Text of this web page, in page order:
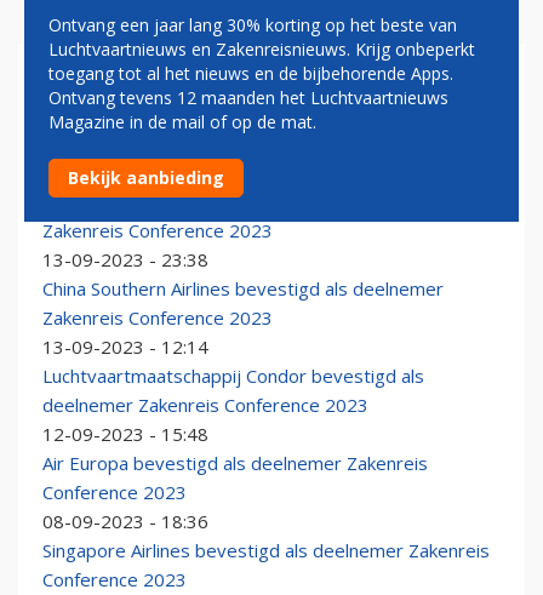
AIR CANADA EN E-BUSINESS
TRAVEL
APG Netherlands is bevestigd als deelnemer
Zakenreis Conference 2023
13-09-2023 - 23:38
China Southern Airlines bevestigd als deelnemer
Zakenreis Conference 2023
13-09-2023 - 12:14
Luchtvaartmaatschappij Condor bevestigd als
deelnemer Zakenreis Conference 2023
12-09-2023 - 15:48
Air Europa bevestigd als deelnemer Zakenreis
Conference 2023
08-09-2023 - 18:36
Singapore Airlines bevestigd als deelnemer Zakenreis
Conference 2023
Ontvang een jaar lang 30% korting op het beste van
Luchtvaartnieuws en Zakenreisnieuws. Krijg onbeperkt
toegang tot al het nieuws en de bijbehorende Apps.
Ontvang tevens 12 maanden het Luchtvaartnieuws
Magazine in de mail of op de mat.
Bekijk aanbieding